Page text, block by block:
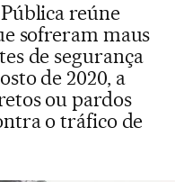
reúne
sofreram maus
de segurança
de 2020, a
ou pardos
o tráfico de